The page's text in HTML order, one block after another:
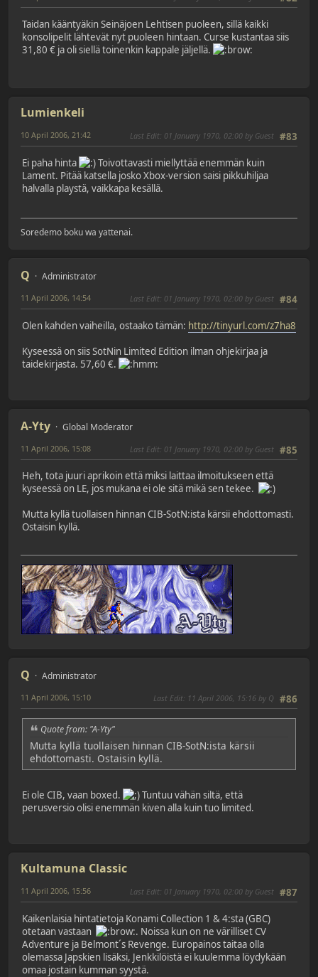
Taidan kääntyäkin Seinäjoen Lehtisen puoleen, sillä kaikki
konsolipelit lähtevät nyt puoleen hintaan. Curse kustantaa siis
31,80 € ja oli siellä toinenkin kappale jäljellä.
Lumienkeli
#83
10 April 2006, 21:42 Last Edit: 01 January 1970, 02:00 by Guest
Ei paha hinta
Toivottavasti miellyttää enemmän kuin
Lament. Pitää katsella josko Xbox-version saisi pikkuhiljaa
halvalla playstä, vaikkapa kesällä.
Soredemo boku wa yattenai.
Q Administrator
#84
11 April 2006, 14:54 Last Edit: 01 January 1970, 02:00 by Guest
Olen kahden vaiheilla, ostaako tämän: http://tinyurl.com/z7ha8
Kyseessä on siis SotNin Limited Edition ilman ohjekirjaa ja
taidekirjasta. 57,60 €.
A-Yty Global Moderator
#85
11 April 2006, 15:08 Last Edit: 01 January 1970, 02:00 by Guest
Heh, tota juuri aprikoin että miksi laittaa ilmoitukseen että
kyseessä on LE, jos mukana ei ole sitä mikä sen tekee.
Mutta kyllä tuollaisen hinnan CIB-SotN:ista kärsii ehdottomasti.
Ostaisin kyllä.
Q Administrator
#86
11 April 2006, 15:10 Last Edit: 11 April 2006, 15:16 by Q
Quote from: "A-Yty"
Mutta kyllä tuollaisen hinnan CIB-SotN:ista kärsii
ehdottomasti. Ostaisin kyllä.
Ei ole CIB, vaan boxed.
Tuntuu vähän siltä, että
perusversio olisi enemmän kiven alla kuin tuo limited.
Kultamuna Classic
#87
11 April 2006, 15:56 Last Edit: 01 January 1970, 02:00 by Guest
Kaikenlaisia hintatietoja Konami Collection 1 & 4:sta (GBC)
otetaan vastaan
. Noissa kun on ne värilliset CV
Adventure ja Belmont´s Revenge. Europainos taitaa olla
olemassa Japskien lisäksi, Jenkkilöistä ei kuulemma löydykään
omaa jostain kumman syystä.